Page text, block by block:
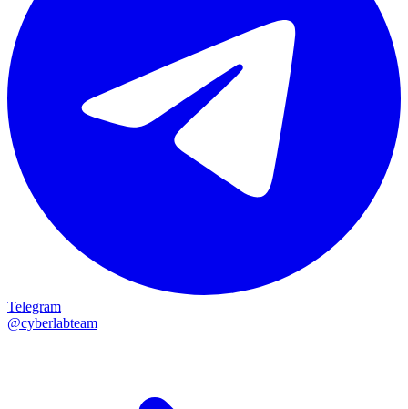
Telegram
@cyberlabteam